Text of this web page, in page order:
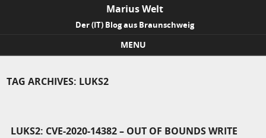
Marius Welt
Der (IT) Blog aus Braunschweig
MENU
TAG ARCHIVES: LUKS2
LUKS2: CVE-2020-14382 – OUT OF BOUNDS WRITE